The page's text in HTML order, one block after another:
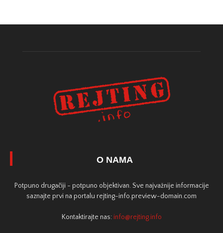
O NAMA
Potpuno drugačiji - potpuno objektivan. Sve najvažnije informacije
saznajte prvi na portalu rejting-info.preview-domain.com
Kontaktirajte nas: info@rejting.info